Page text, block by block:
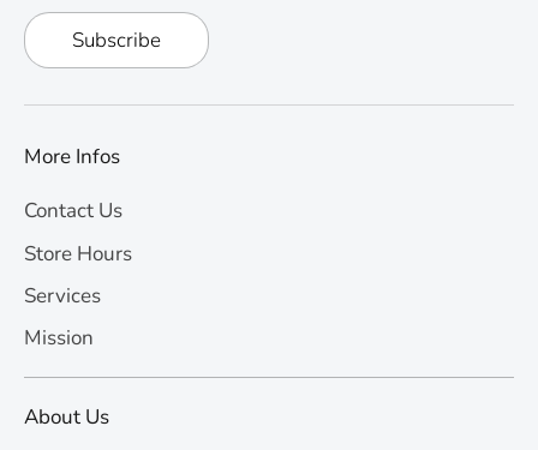
Subscribe
More Infos
Contact Us
Store Hours
Services
Mission
About Us